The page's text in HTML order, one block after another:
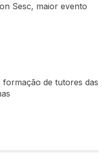
Sesc, maior evento
formação de tutores das